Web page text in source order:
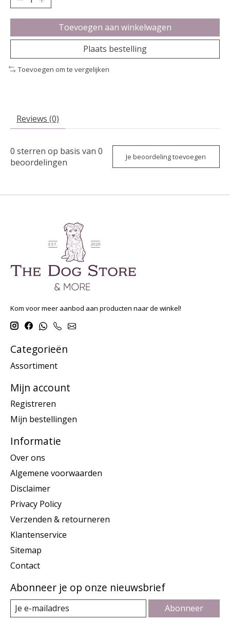
Toevoegen aan winkelwagen
Plaats bestelling
Toevoegen om te vergelijken
Reviews (0)
0 sterren op basis van 0
beoordelingen
Je beoordeling toevoegen
Kom voor meer aanbod aan producten naar de winkel!
Categorieën
Assortiment
Mijn account
Registreren
Mijn bestellingen
Informatie
Over ons
Algemene voorwaarden
Disclaimer
Privacy Policy
Verzenden & retourneren
Klantenservice
Sitemap
Contact
Abonneer je op onze nieuwsbrief
Abonneer